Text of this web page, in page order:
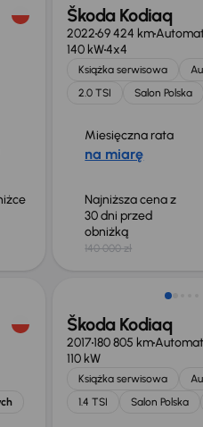
Škoda Kodiaq
202269 424 km
140 kW4x4
Książka serwisowa
2.0 TSI
Salon Polska
Miesięczna rata
na miarę
Najniższa cena z
30 dni przed
obniżką
140 000 zł
Škoda Kodiaq
2017180 805 km
110 kW
Książka serwisowa
1.4 TSI
Salon Polska